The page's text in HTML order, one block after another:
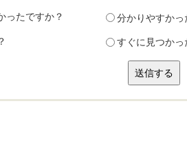
ったですか？ 分かりやすかっ
すぐに見つかっ